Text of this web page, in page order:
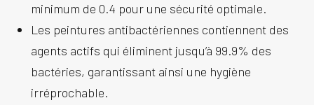
minimum de 0.4 pour une sécurité optimale.
Les peintures antibactériennes contiennent des
agents actifs qui éliminent jusqu’à 99.9% des
bactéries, garantissant ainsi une hygiène
irréprochable.